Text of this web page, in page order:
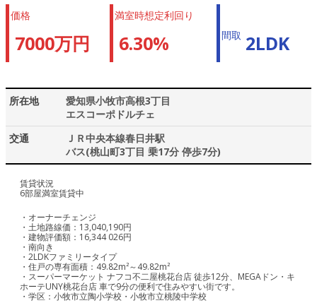
価格
7000万円
満室時想定利回り
6.30% 間取 2LDK
所在地
愛知県小牧市高根3丁目
エスコーポドルチェ
交通
ＪＲ中央本線春日井駅
バス(桃山町3丁目 乗17分 停歩7分)
賃貸状況
6部屋満室賃貸中
・オーナーチェンジ
・土地路線価：13,040,190円
・建物評価額：16,344 026円
・南向き
・2LDKファミリータイプ
・住戸の専有面積：49.82m²～49.82m²
・スーパーマーケット ナフコ不二屋桃花台店 徒歩12分、MEGAドン・キ
ホーテUNY桃花台店 車で9分の便利で住みやすい街です。
・学区：小牧市立陶小学校・小牧市立桃陵中学校